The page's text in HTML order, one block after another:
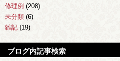
修理例 (208)
未分類 (6)
雑記 (19)
ブログ内記事検索